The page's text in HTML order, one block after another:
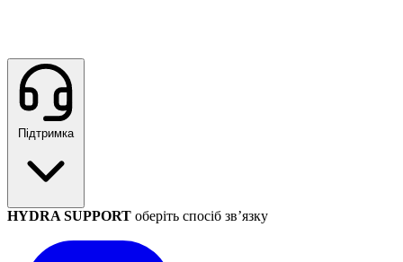
Підтримка
HYDRA SUPPORT оберіть спосіб зв’язку